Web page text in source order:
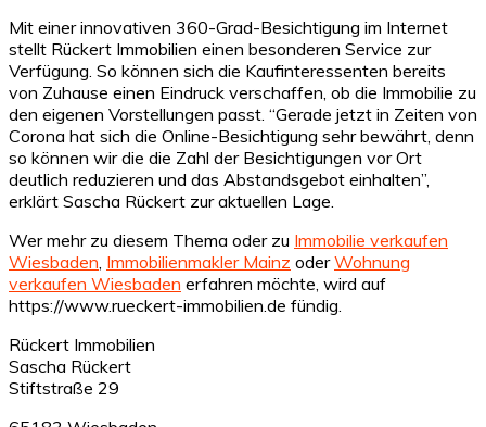
Mit einer innovativen 360-Grad-Besichtigung im Internet
stellt Rückert Immobilien einen besonderen Service zur
Verfügung. So können sich die Kaufinteressenten bereits
von Zuhause einen Eindruck verschaffen, ob die Immobilie zu
den eigenen Vorstellungen passt. “Gerade jetzt in Zeiten von
Corona hat sich die Online-Besichtigung sehr bewährt, denn
so können wir die die Zahl der Besichtigungen vor Ort
deutlich reduzieren und das Abstandsgebot einhalten”,
erklärt Sascha Rückert zur aktuellen Lage.
Wer mehr zu diesem Thema oder zu Immobilie verkaufen
Wiesbaden Immobilienmakler Mainz oderWohnung
verkaufen Wiesbaden erfahren möchte, wird auf
https://www.rueckert-immobilien.de fündig.
Rückert Immobilien
Sascha Rückert
Stiftstraße 29